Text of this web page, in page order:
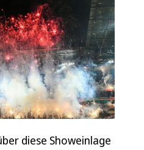
diese Showeinlage